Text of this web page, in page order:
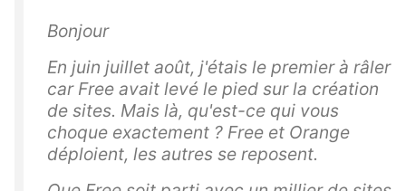
Bonjour
En juin juillet août, j'étais le premier à râler
car Free avait levé le pied sur la création
de sites. Mais là, qu'est-ce qui vous
choque exactement ? Free et Orange
déploient, les autres se reposent.